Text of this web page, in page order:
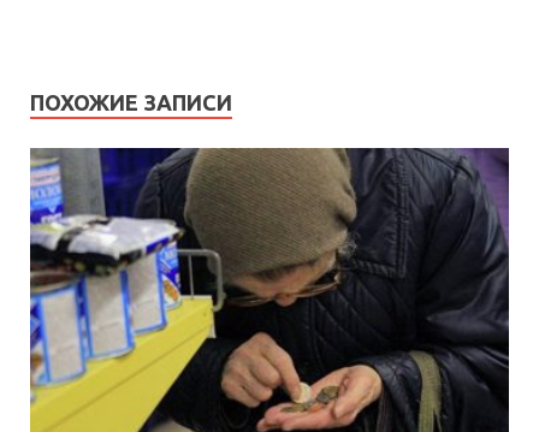
ПОХОЖИЕ ЗАПИСИ